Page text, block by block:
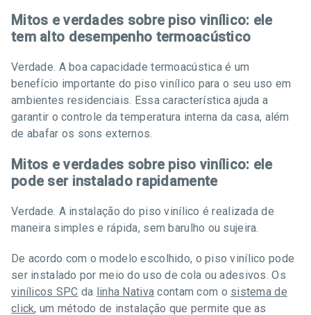
Mitos e verdades sobre piso vinílico: ele
tem alto desempenho termoacústico
Verdade. A boa capacidade termoacústica é um
benefício importante do piso vinílico para o seu uso em
ambientes residenciais. Essa característica ajuda a
garantir o controle da temperatura interna da casa, além
de abafar os sons externos.
Mitos e verdades sobre piso vinílico: ele
pode ser instalado rapidamente
Verdade. A instalação do piso vinílico é realizada de
maneira simples e rápida, sem barulho ou sujeira.
De acordo com o modelo escolhido, o piso vinílico pode
ser instalado por meio do uso de cola ou adesivos. Os
vinílicos SPC da linha Nativa contam com o sistema de
click, um método de instalação que permite que as